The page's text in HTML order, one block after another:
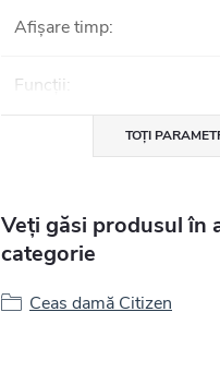
Afișare timp:
Funcții:
TOȚI
Veți găsi produsul în
categorie
Ceas damă Citizen